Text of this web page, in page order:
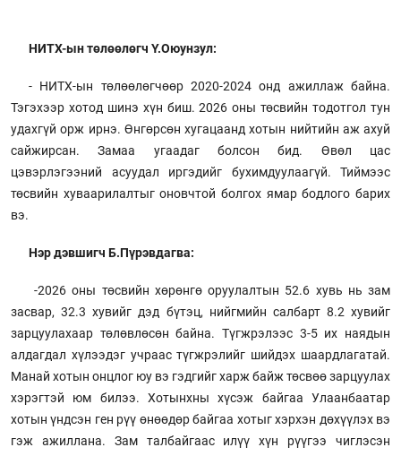
НИТХ-ын төлөөлөгч Ү.Оюунзул:
- НИТХ-ын төлөөлөгчөөр 2020-2024 онд ажиллаж байна.
Тэгэхээр хотод шинэ хүн биш. 2026 оны төсвийн тодотгол тун
удахгүй орж ирнэ. Өнгөрсөн хугацаанд хотын нийтийн аж ахуй
сайжирсан. Замаа угаадаг болсон бид. Өвөл цас
цэвэрлэгээний асуудал иргэдийг бухимдуулаагүй. Тиймээс
төсвийн хуваарилалтыг оновчтой болгох ямар бодлого барих
вэ.
Нэр дэвшигч Б.Пүрэвдагва:
-2026 оны төсвийн хөрөнгө оруулалтын 52.6 хувь нь зам
засвар, 32.3 хувийг дэд бүтэц, нийгмийн салбарт 8.2 хувийг
зарцуулахаар төлөвлөсөн байна. Түгжрэлээс 3-5 их наядын
алдагдал хүлээдэг учраас түгжрэлийг шийдэх шаардлагатай.
Манай хотын онцлог юу вэ гэдгийг харж байж төсвөө зарцуулах
хэрэгтэй юм билээ. Хотынхны хүсэж байгаа Улаанбаатар
хотын үндсэн ген рүү өнөөдөр байгаа хотыг хэрхэн дөхүүлэх вэ
гэж ажиллана. Зам талбайгаас илүү хүн рүүгээ чиглэсэн